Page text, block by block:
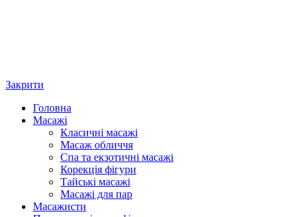
Закрити
Головна
Масажі
Класичні масажі
Масаж обличчя
Спа та екзотичні масажі
Корекція фігури
Тайські масажі
Масажі для пар
Масажисти